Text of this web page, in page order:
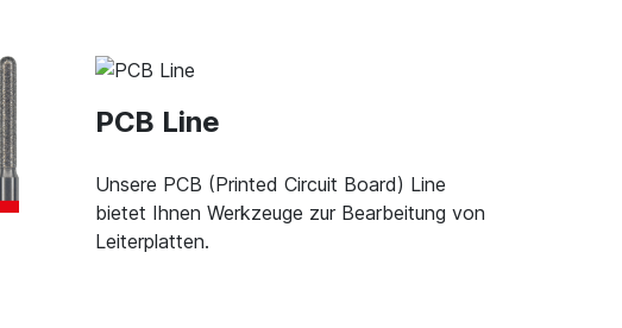
PCB Line
Unsere PCB (Printed Circuit Board) Line
bietet Ihnen Werkzeuge zur Bearbeitung von
Leiterplatten.